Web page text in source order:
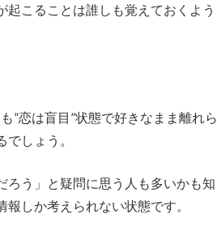
こることは誰しも覚えておくよう
”恋は盲目”状態で好きなまま離れら
しょう。
ろう」と疑問に思う人も多いかも知
しか考えられない状態です。